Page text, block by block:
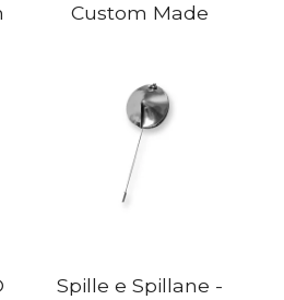
Custom Made
Spille e Spillane -